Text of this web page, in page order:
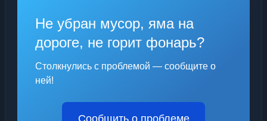
Не убран мусор, яма на
дороге, не горит фонарь?
Столкнулись с проблемой — сообщите о
ней!
Сообщить о проблеме